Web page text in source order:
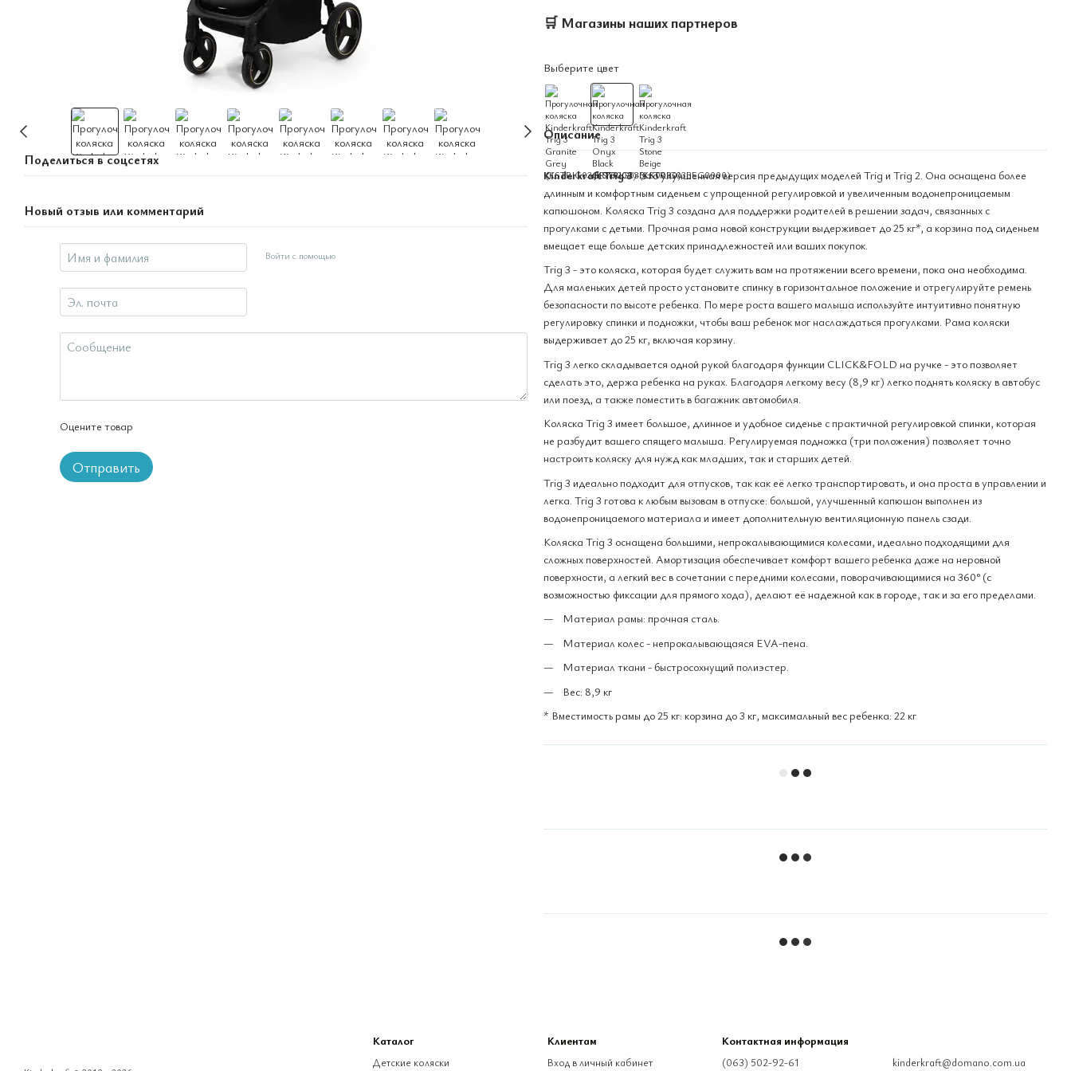
Поделиться в соцсетях
Новый отзыв или комментарий
Войти с помощью
Оцените товар
Отправить
🛒 Магазины наших партнеров
Выберите цвет
Описание
Kinderkraft Trig 3- это улучшенная версия предыдущих моделей Trig и Trig 2. Она оснащена более
длинным и комфортным сиденьем с упрощенной регулировкой и увеличенным водонепроницаемым
капюшоном. Коляска Trig 3 создана для поддержки родителей в решении задач, связанных с
прогулками с детьми. Прочная рама новой конструкции выдерживает до 25 кг*, а корзина под сиденьем
вмещает еще больше детских принадлежностей или ваших покупок.
Trig 3 - это коляска, которая будет служить вам на протяжении всего времени, пока она необходима.
Для маленьких детей просто установите спинку в горизонтальное положение и отрегулируйте ремень
безопасности по высоте ребенка. По мере роста вашего малыша используйте интуитивно понятную
регулировку спинки и подножки, чтобы ваш ребенок мог наслаждаться прогулками. Рама коляски
выдерживает до 25 кг, включая корзину.
Trig 3 легко складывается одной рукой благодаря функции CLICK&FOLD на ручке - это позволяет
сделать это, держа ребенка на руках. Благодаря легкому весу (8,9 кг) легко поднять коляску в автобус
или поезд, а также поместить в багажник автомобиля.
Коляска Trig 3 имеет большое, длинное и удобное сиденье с практичной регулировкой спинки, которая
не разбудит вашего спящего малыша. Регулируемая подножка (три положения) позволяет точно
настроить коляску для нужд как младших, так и старших детей.
Trig 3 идеально подходит для отпусков, так как её легко транспортировать, и она проста в управлении и
легка. Trig 3 готова к любым вызовам в отпуске: большой, улучшенный капюшон выполнен из
водонепроницаемого материала и имеет дополнительную вентиляционную панель сзади.
Коляска Trig 3 оснащена большими, непрокалывающимися колесами, идеально подходящими для
сложных поверхностей. Амортизация обеспечивает комфорт вашего ребенка даже на неровной
поверхности, а легкий вес в сочетании с передними колесами, поворачивающимися на 360° (с
возможностью фиксации для прямого хода), делают её надежной как в городе, так и за его пределами.
Материал рамы: прочная сталь.
Материал колес - непрокалывающаяся EVA-пена.
Материал ткани - быстросохнущий полиэстер.
Вес: 8,9 кг
* Вместимость рамы до 25 кг: корзина до 3 кг, максимальный вес ребенка: 22 кг
Каталог
Детские коляски
Клиентам
Вход в личный кабинет
Контактная информация
(063) 502-92-61 kinderkraft@domano.com.ua